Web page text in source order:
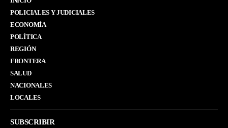
POLICIALES Y JUDICIALES
ECONOMÍA
POLÍTICA
REGIÓN
FRONTERA
SALUD
NACIONALES
LOCALES
SUBSCRIBIR